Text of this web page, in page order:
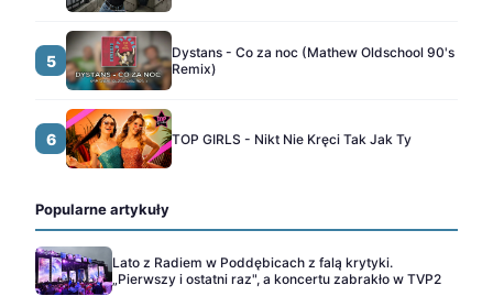
5
Dystans - Co za noc (Mathew Oldschool 90's
Remix)
6 TOP GIRLS - Nikt Nie Kręci Tak Jak Ty
Popularne artykuły
Lato z Radiem w Poddębicach z falą krytyki.
„Pierwszy i ostatni raz", a koncertu zabrakło w TVP2